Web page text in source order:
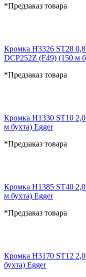
*Предзаказ товара
Кромка H3326 ST28
DCP252Z (F49) (150 м
*Предзаказ товара
Кромка H1330 ST10
м бухта) Egger
*Предзаказ товара
Кромка H1385 ST40
м бухта) Egger
*Предзаказ товара
Кромка H3170 ST12
бухта) Egger